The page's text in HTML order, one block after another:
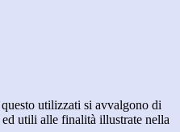
utilizzati si avvalgono di
utili alle finalità illustrate nella